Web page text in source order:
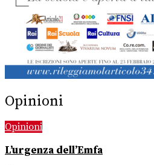
Opinioni
Opinioni
L’urgenza dell’Emfa